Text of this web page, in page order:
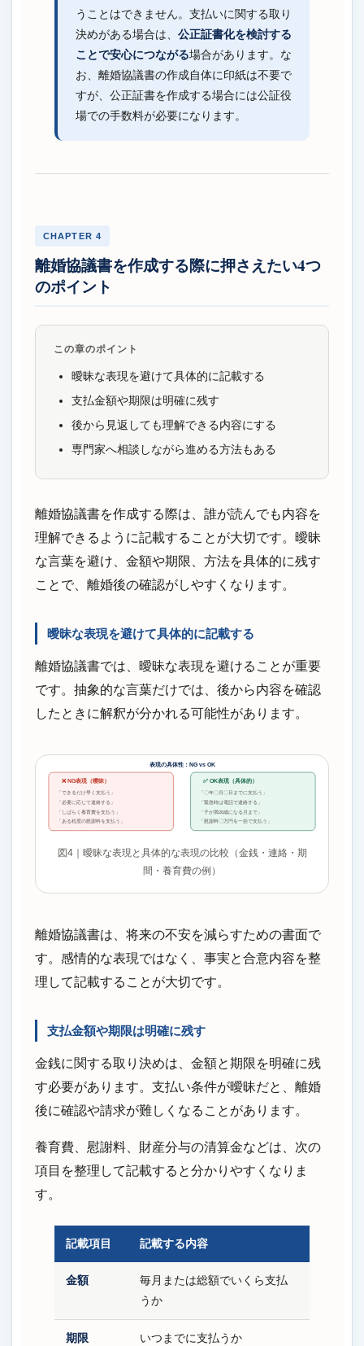
うことはできません。支払いに関する取り
決めがある場合は、 公正証書化を検討する
ことで安心につながる場合があります。な
お、離婚協議書の作成自体に印紙は不要で
すが、公正証書を作成する場合には公証役
場での手数料が必要になります。
CHAPTER 4
離婚協議書を作成する際に押さえたい4つ
のポイント
この章のポイント
曖昧な表現を避けて具体的に記載する
支払金額や期限は明確に残す
後から見返しても理解できる内容にする
専門家へ相談しながら進める方法もある
離婚協議書を作成する際は、誰が読んでも内容を
理解できるように記載することが大切です。曖昧
な言葉を避け、金額や期限、方法を具体的に残す
ことで、離婚後の確認がしやすくなります。
曖昧な表現を避けて具体的に記載する
離婚協議書では、曖昧な表現を避けることが重要
です。抽象的な言葉だけでは、後から内容を確認
したときに解釈が分かれる可能性があります。
表現の具体性：NG vs OK
❌ NG表現（曖昧）
「できるだけ早く支払う」
「必要に応じて連絡する」
「しばらく養育費を支払う」
「ある程度の慰謝料を支払う」
✅ OK表現（具体的）
「〇年〇月〇日までに支払う」
「緊急時は電話で連絡する」
「子が満20歳になる月まで」
「慰謝料〇万円を一括で支払う」
図4｜曖昧な表現と具体的な表現の比較（金銭・連絡・期
間・養育費の例）
離婚協議書は、将来の不安を減らすための書面で
す。感情的な表現ではなく、事実と合意内容を整
理して記載することが大切です。
支払金額や期限は明確に残す
金銭に関する取り決めは、金額と期限を明確に残
す必要があります。支払い条件が曖昧だと、離婚
後に確認や請求が難しくなることがあります。
養育費、慰謝料、財産分与の清算金などは、次の
項目を整理して記載すると分かりやすくなりま
す。
記載項目 記載する内容
金額
毎月または総額でいくら支払
うか
期限 いつまでに支払うか